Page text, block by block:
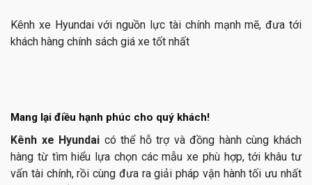
Kênh xe Hyundai với nguồn lực tài chính mạnh mẽ, đưa tới
khách hàng chính sách giá xe tốt nhất
Mang lại điều hạnh phúc cho quý khách!
Kênh xe Hyundai có thể hỗ trợ và đồng hành cùng khách
hàng từ tìm hiểu lựa chọn các mẫu xe phù hợp, tới khâu tư
vấn tài chính, rồi cùng đưa ra giải pháp vận hành tối ưu nhất